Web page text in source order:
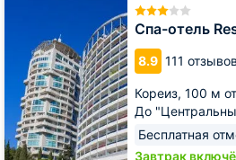
Спа-отель
8.9 111
Кореиз, 100 м
До
Бесплатная
Завтрак
Resort